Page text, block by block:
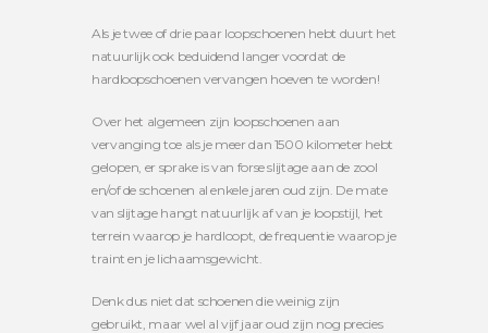
Als je twee of drie paar loopschoenen hebt duurt het
natuurlijk ook beduidend langer voordat de
hardloopschoenen vervangen hoeven te worden!
Over het algemeen zijn loopschoenen aan
vervanging toe als je meer dan 1500 kilometer hebt
gelopen, er sprake is van forse slijtage aan de zool
en/of de schoenen al enkele jaren oud zijn. De mate
van slijtage hangt natuurlijk af van je loopstijl, het
terrein waarop je hardloopt, de frequentie waarop je
traint en je lichaamsgewicht.
Denk dus niet dat schoenen die weinig zijn
gebruikt, maar wel al vijf jaar oud zijn nog precies